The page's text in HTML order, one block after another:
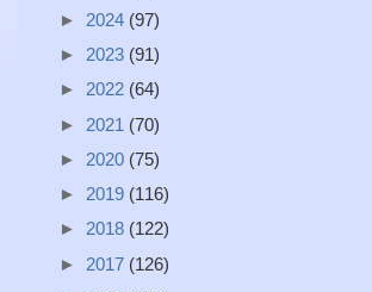
► 2024 (97)
► 2023 (91)
► 2022 (64)
► 2021 (70)
► 2020 (75)
► 2019 (116)
► 2018 (122)
► 2017 (126)